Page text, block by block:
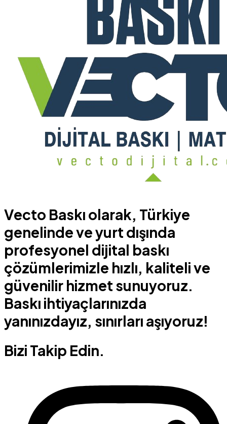
Vecto Baskı olarak, Türkiye
genelinde ve yurt dışında
profesyonel dijital baskı
çözümlerimizle hızlı, kaliteli ve
güvenilir hizmet sunuyoruz.
Baskı ihtiyaçlarınızda
yanınızdayız, sınırları aşıyoruz!
Bizi Takip Edin.